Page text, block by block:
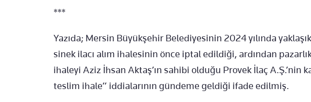
***
Yazıda; Mersin Büyükşehir Belediyesinin 2024 yılında
sinek ilacı alım ihalesinin önce iptal edildiği, ardından
ihaleyi Aziz İhsan Aktaş’ın sahibi olduğu Provek İlaç A.Ş.’nin
teslim ihale” iddialarının gündeme geldiği ifade edilmiş.